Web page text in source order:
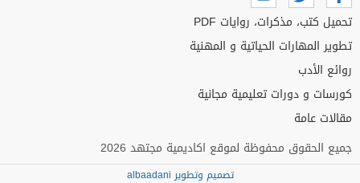
تحميل كتب، مذكرات، روايات PDF
تطوير المهارات الحياتية و المهنية
روائع الأدب
كورسات و دورات تعليمية مجانية
مقالات عامة
جميع الحقوق محفوظة لموقع اكاديمية مجتهد 2026
تصميم وتطوير albaadani